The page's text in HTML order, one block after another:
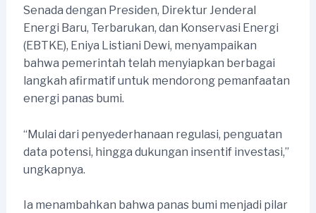
Senada dengan Presiden, Direktur Jenderal
Energi Baru, Terbarukan, dan Konservasi Energi
(EBTKE), Eniya Listiani Dewi, menyampaikan
bahwa pemerintah telah menyiapkan berbagai
langkah afirmatif untuk mendorong pemanfaatan
energi panas bumi.
“Mulai dari penyederhanaan regulasi, penguatan
data potensi, hingga dukungan insentif investasi,”
ungkapnya.
Ia menambahkan bahwa panas bumi menjadi pilar